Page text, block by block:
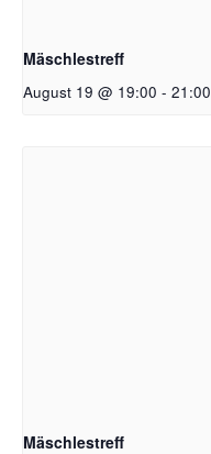
Mäschlestreff
August 19 @ 19:00 - 21:00
Mäschlestreff